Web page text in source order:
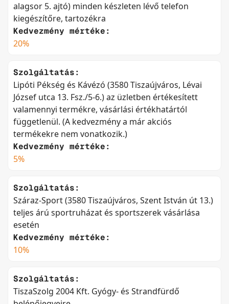
alagsor 5. ajtó) minden készleten lévő telefon
kiegészítőre, tartozékra
Kedvezmény mértéke:
20%
Szolgáltatás:
Lipóti Pékség és Kávézó (3580 Tiszaújváros, Lévai
József utca 13. Fsz./5-6.) az üzletben értékesített
valamennyi termékre, vásárlási értékhatártól
függetlenül. (A kedvezmény a már akciós
termékekre nem vonatkozik.)
Kedvezmény mértéke:
5%
Szolgáltatás:
Száraz-Sport (3580 Tiszaújváros, Szent István út 13.)
teljes árú sportruházat és sportszerek vásárlása
esetén
Kedvezmény mértéke:
10%
Szolgáltatás:
TiszaSzolg 2004 Kft. Gyógy- és Strandfürdő